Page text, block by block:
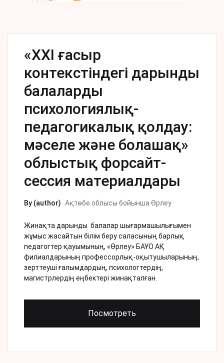
«ХХI ғасыр
контекстіндегі дарынды
балаларды
психологиялық-
педагогикалық қолдау:
мәселе және болашақ»
облыстық форсайт-
сессия материалдары
By (author) Ақтөбе облысы бойынша Өрлеу
Жинақта дарынды балалар шығармашылығымен
жұмыс жасайтын білім беру саласының барлық
педагогтер қауымының, «Өрлеу» БАҰО АҚ
филиалдарының профессорлық-оқытушыларының,
зерттеуші ғалымдардың, психологтердің,
магистрлердің еңбектері жинақталған.
Посмотреть